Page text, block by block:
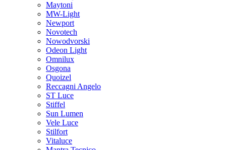
Maytoni
MW-Light
Newport
Novotech
Nowodvorski
Odeon Light
Omnilux
Osgona
Quoizel
Reccagni Angelo
ST Luce
Stiffel
Sun Lumen
Vele Luce
Stilfort
Vitaluce